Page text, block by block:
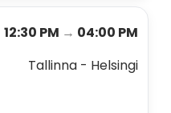
12:30 PM → 04:00 PM
Tallinna - Helsingi